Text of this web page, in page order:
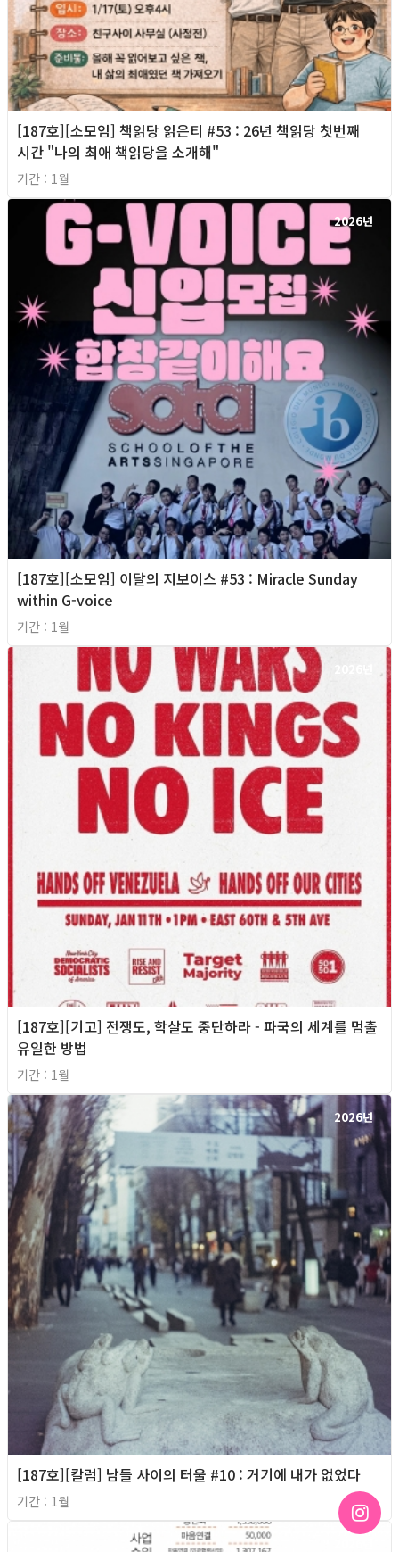
[187호][소모임] 책읽당 읽은티 #53 : 26년 책읽당 첫번째
시간 "나의 최애 책읽당을 소개해"
기간 : 1월
2026년
[187호][소모임] 이달의 지보이스 #53 : Miracle Sunday
within G-voice
기간 : 1월
2026년
[187호][기고] 전쟁도, 학살도 중단하라 - 파국의 세계를 멈출
유일한 방법
기간 : 1월
2026년
[187호][칼럼] 남들 사이의 터울 #10 : 거기에 내가 없었다
기간 : 1월